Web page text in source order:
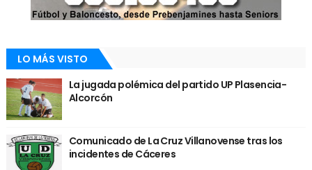
LO MÁS VISTO
La jugada polémica del partido UP Plasencia-
Alcorcón
Comunicado de La Cruz Villanovense tras los
incidentes de Cáceres